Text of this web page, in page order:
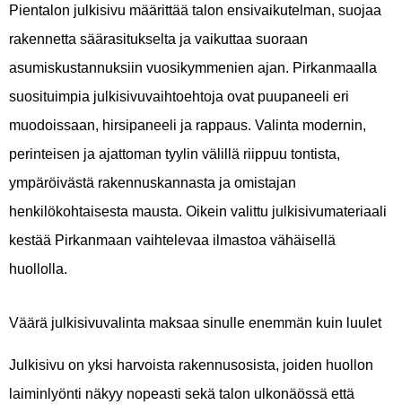
Pientalon julkisivu määrittää talon ensivaikutelman, suojaa
rakennetta säärasitukselta ja vaikuttaa suoraan
asumiskustannuksiin vuosikymmenien ajan. Pirkanmaalla
suosituimpia julkisivuvaihtoehtoja ovat puupaneeli eri
muodoissaan, hirsipaneeli ja rappaus. Valinta modernin,
perinteisen ja ajattoman tyylin välillä riippuu tontista,
ympäröivästä rakennuskannasta ja omistajan
henkilökohtaisesta mausta. Oikein valittu julkisivumateriaali
kestää Pirkanmaan vaihtelevaa ilmastoa vähäisellä
huollolla.
Väärä julkisivuvalinta maksaa sinulle enemmän kuin luulet
Julkisivu on yksi harvoista rakennusosista, joiden huollon
laiminlyönti näkyy nopeasti sekä talon ulkonäössä että